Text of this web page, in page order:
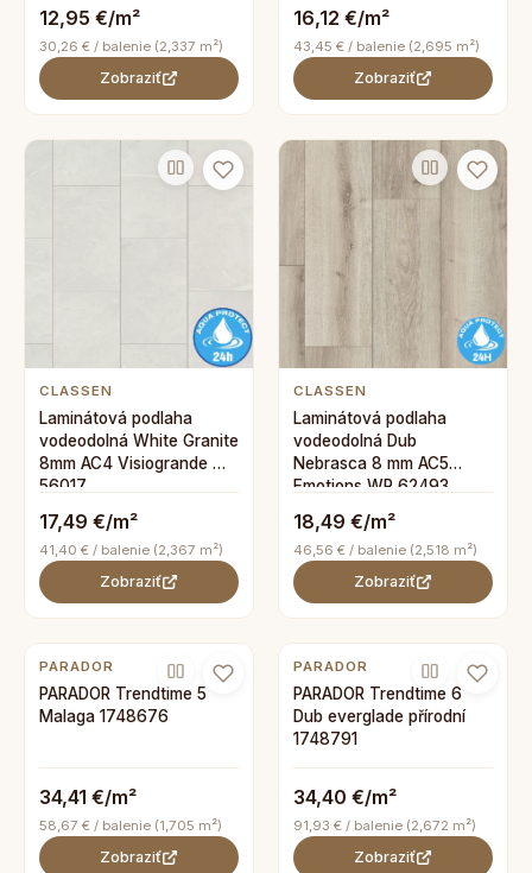
12,95 €/m²
30,26 € / balenie (2,337 m²)
Zobraziť
16,12 €/m²
43,45 € / balenie (2,695 m²)
Zobraziť
CLASSEN
Laminátová podlaha
vodeodolná White Granite
8mm AC4 Visiogrande WR
56017
17,49 €/m²
41,40 € / balenie (2,367 m²)
Zobraziť
CLASSEN
Laminátová podlaha
vodeodolná Dub
Nebrasca 8 mm AC5
Emotions WR 62493
18,49 €/m²
46,56 € / balenie (2,518 m²)
Zobraziť
PARADOR
PARADOR Trendtime 5
Malaga 1748676
34,41 €/m²
58,67 € / balenie (1,705 m²)
Zobraziť
PARADOR
PARADOR Trendtime 6
Dub everglade přírodní
1748791
34,40 €/m²
91,93 € / balenie (2,672 m²)
Zobraziť